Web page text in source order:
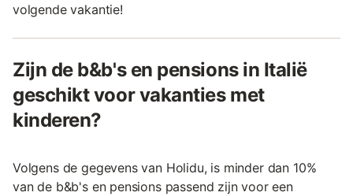
volgende vakantie!
Zijn de b&b's en pensions in Italië
geschikt voor vakanties met
kinderen?
Volgens de gegevens van Holidu, is minder dan 10%
van de b&b's en pensions passend zijn voor een